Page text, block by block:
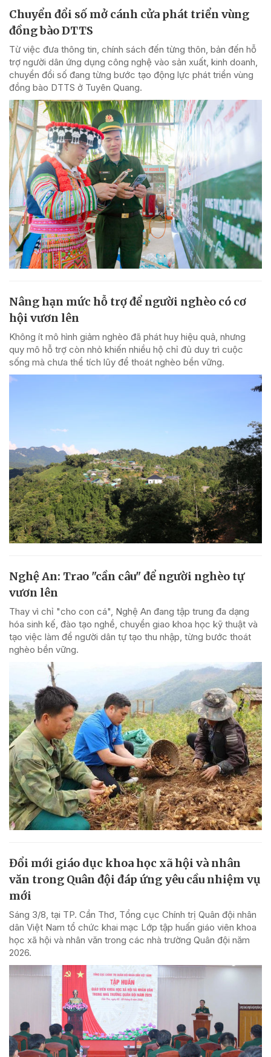
Chuyển đổi số mở cánh cửa phát triển vùng
đồng bào DTTS
Từ việc đưa thông tin, chính sách đến từng thôn, bản đến hỗ
trợ người dân ứng dụng công nghệ vào sản xuất, kinh doanh,
chuyển đổi số đang từng bước tạo động lực phát triển vùng
đồng bào DTTS ở Tuyên Quang.
Nâng hạn mức hỗ trợ để người nghèo có cơ
hội vươn lên
Không ít mô hình giảm nghèo đã phát huy hiệu quả, nhưng
quy mô hỗ trợ còn nhỏ khiến nhiều hộ chỉ đủ duy trì cuộc
sống mà chưa thể tích lũy để thoát nghèo bền vững.
Nghệ An: Trao "cần câu" để người nghèo tự
vươn lên
Thay vì chỉ "cho con cá", Nghệ An đang tập trung đa dạng
hóa sinh kế, đào tạo nghề, chuyển giao khoa học kỹ thuật và
tạo việc làm để người dân tự tạo thu nhập, từng bước thoát
nghèo bền vững.
Đổi mới giáo dục khoa học xã hội và nhân
văn trong Quân đội đáp ứng yêu cầu nhiệm vụ
mới
Sáng 3/8, tại TP. Cần Thơ, Tổng cục Chính trị Quân đội nhân
dân Việt Nam tổ chức khai mạc Lớp tập huấn giáo viên khoa
học xã hội và nhân văn trong các nhà trường Quân đội năm
2026.